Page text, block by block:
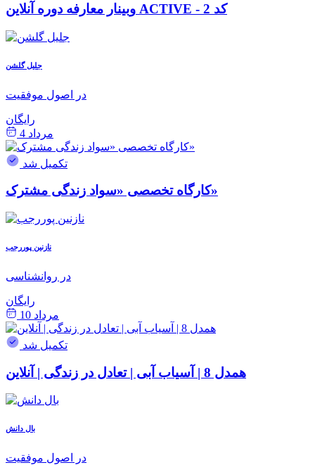
وبینار معارفه دوره آنلاین ACTIVE - کد 2
جلیل گلشن
در اصول موفقیت
رایگان
مرداد 4
تکمیل شد
کارگاه تخصصی «سواد زندگی مشترک»
نازنین پوررجب
در روانشناسی
رایگان
مرداد 10
تکمیل شد
همدل 8 | آسیاب آبی | تعادل در زندگی | آنلاین
بال دانش
در اصول موفقیت